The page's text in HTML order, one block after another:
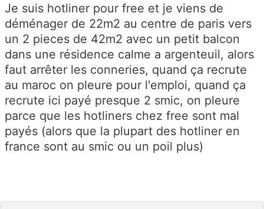
Je suis hotliner pour free et je viens de
déménager de 22m2 au centre de paris vers
un 2 pieces de 42m2 avec un petit balcon
dans une résidence calme a argenteuil, alors
faut arrêter les conneries, quand ça recrute
au maroc on pleure pour l'emploi, quand ça
recrute ici payé presque 2 smic, on pleure
parce que les hotliners chez free sont mal
payés (alors que la plupart des hotliner en
france sont au smic ou un poil plus)